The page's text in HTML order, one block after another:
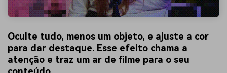
Oculte tudo, menos um objeto, e ajuste a cor
para dar destaque. Esse efeito chama a
atenção e traz um ar de filme para o seu